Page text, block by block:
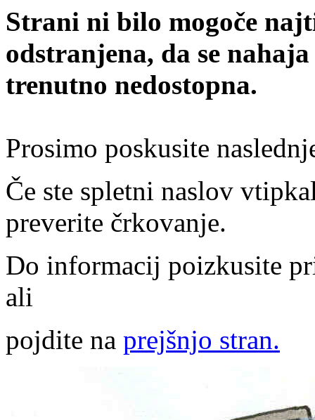
Strani ni bilo mogoče
odstranjena, da se
trenutno nedostopna.
Prosimo poskusite
Če ste spletni naslov
preverite črkovanje.
Do informacij poizkusite
ali
pojdite na prejšnjo stran.